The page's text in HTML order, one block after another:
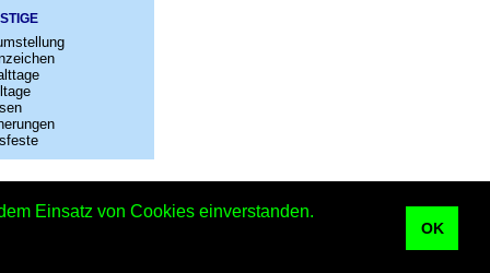
Einsatz von Cookies einverstanden.
OK